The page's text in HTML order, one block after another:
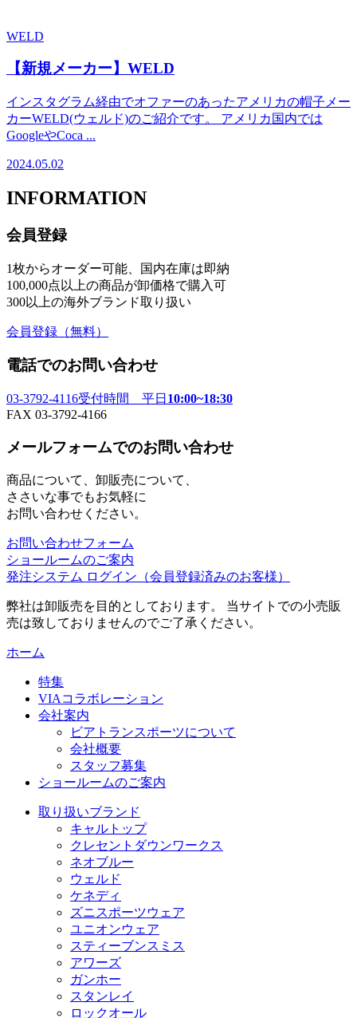
WELD
【新規メーカー】WELD
インスタグラム経由でオファーのあったアメリカの帽子メー
カーWELD(ウェルド)のご紹介です。 アメリカ国内では
GoogleやCoca ...
2024.05.02
INFORMATION
会員登録
1枚からオーダー可能、国内在庫は即納
100,000点以上の商品が卸価格で購入可
300以上の海外ブランド取り扱い
会員登録 （無料）
電話でのお問い合わせ
03-3792-4116受付時間 平日 10:00~18:30
FAX 03-3792-4166
メールフォームでのお問い合わせ
商品について、卸販売について、
ささいな事でもお気軽に
お問い合わせください。
お問い合わせフォーム
ショールームのご案内
発注システム ログイン （会員登録済みのお客様）
弊社は卸販売を目的としております。 当サイトでの小売販
売は致しておりませんのでご了承ください。
ホーム
特集
VIAコラボレーション
会社案内
ビアトランスポーツについて
会社概要
スタッフ募集
ショールームのご案内
取り扱いブランド
キャルトップ
クレセントダウンワークス
ネオブルー
ウェルド
ケネディ
ズニスポーツウェア
ユニオンウェア
スティーブンスミス
アワーズ
ガンホー
スタンレイ
ロックオール